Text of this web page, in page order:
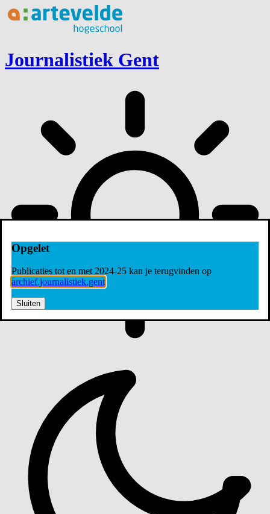
Ga naar inhoud
Journalistiek Gent
Opgelet
Publicaties tot en met 2024-25 kan je terugvinden op
archief.journalistiek.gent
Sluiten